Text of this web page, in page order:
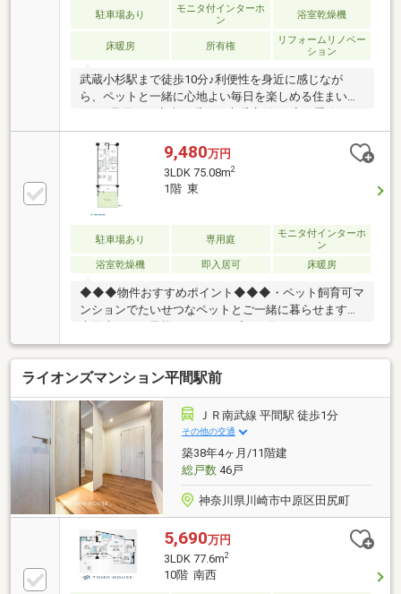
駐車場あり
モニタ付インターホ
ン
浴室乾燥機
床暖房 所有権
リフォームリノベー
ション
武蔵小杉駅まで徒歩10分♪利便性を身近に感じなが
ら、ペットと一緒に心地よい毎日を楽しめる住まいで
ビングでゆったりとくつろげます！■大切なペットは2
匹まで飼育可能♪家族の一員と一緒に新生活をスター
トできます！■駅周辺の商業施設なども利用しやす
く、通勤やお出かけにも便利な立地♪暮らしやすさを
現地でぜひお確かめください！お問い合わせは【フリ
ーダイヤル：0120-702-700】までお気軽にどうぞ♪
9,480万円
3LDK 75.08m2
1階 東
駐車場あり 専用庭
モニタ付インターホ
ン
浴室乾燥機
即入居可 床暖房
◆◆◆物件おすすめポイント◆◆◆・ペット飼育可マ
ンションでたいせつなペットとご一緒に暮らせます・
ね・テラスにはスロップシンク完備でガーデニングや
家庭菜園なども愉しむことができます・玄関ポーチに
はトランクスペースもあり、ちょっとしたアウトドア
用品も収納できます・全室窓があり通風も良好・対面
キッチンでリビング全体を伺いながらお料理できま
す・食洗器で洗い物の手間を減らし、家族の時間を増
やせる・浴室乾燥機は雨や花粉も気にせず洗濯物を乾
かせる・現地へのご案内はいつでも可能※ホームセキ
ュリティシステム導入物件（詳細はお問合せくださ
い）
ライオンズマンション平間駅前
ＪＲ南武線 平間駅 徒歩1分
その他の交通
築38年4ヶ月/11階建
総戸数46戸
神奈川県川崎市中原区田尻町
5,690万円
3LDK 77.6m2
10階 南西